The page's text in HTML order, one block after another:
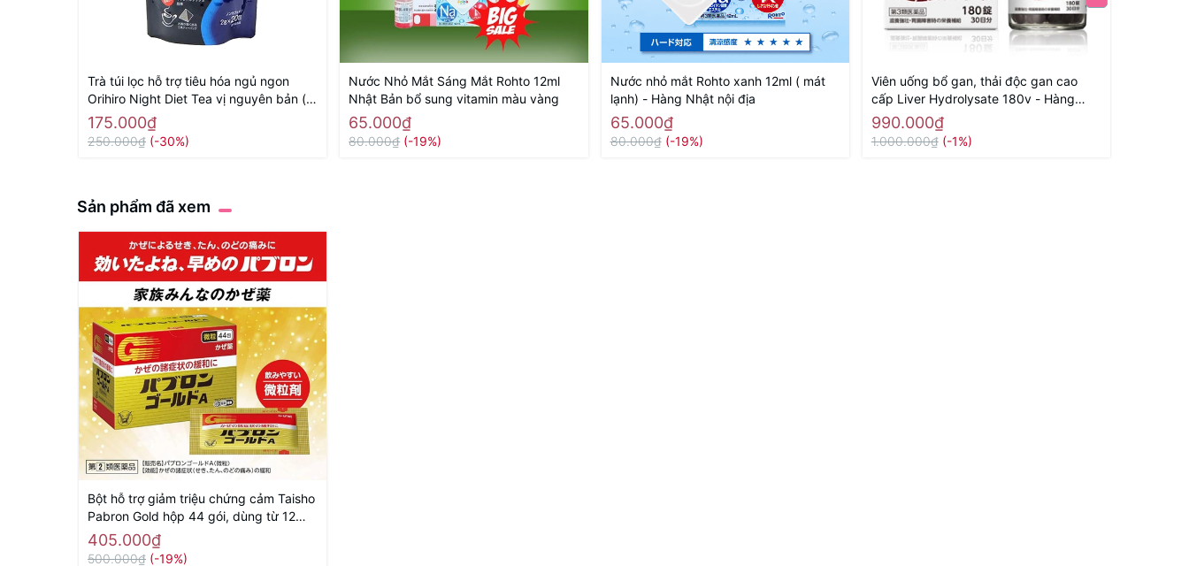
Trà túi lọc hỗ trợ tiêu hóa ngủ ngon
Orihiro Night Diet Tea vị nguyên bản (
20 túi) - Hàng Nhật chính hãng
175.000₫
250.000₫ (-30%)
Nước Nhỏ Mắt Sáng Mắt Rohto 12ml
Nhật Bản bổ sung vitamin màu vàng
65.000₫
80.000₫ (-19%)
Nước nhỏ mắt Rohto xanh 12ml ( mát
lạnh) - Hàng Nhật nội địa
65.000₫
80.000₫ (-19%)
Viên uống bổ gan, thải độc gan cao
cấp Liver Hydrolysate 180v - Hàng
Nhật nội địa
990.000₫
1.000.000₫ (-1%)
Sản phẩm đã xem
Bột hỗ trợ giảm triệu chứng cảm Taisho
Pabron Gold hộp 44 gói, dùng từ 12
tuổi - Hàng Nhật nội địa
405.000₫
500.000₫ (-19%)